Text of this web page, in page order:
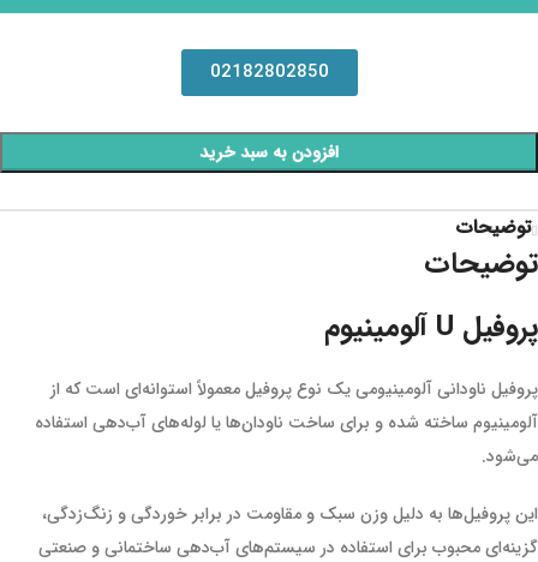
02182802850
افزودن به سبد خرید
توضیحات
توضیحات
پروفیل U آلومینیوم
پروفیل ناودانی آلومینیومی یک نوع پروفیل معمولاً استوانه‌ای است که از
آلومینیوم ساخته شده و برای ساخت ناودان‌ها یا لوله‌های آب‌دهی استفاده
می‌شود.
این پروفیل‌ها به دلیل وزن سبک و مقاومت در برابر خوردگی و زنگ‌زدگی،
گزینه‌ای محبوب برای استفاده در سیستم‌های آب‌دهی ساختمانی و صنعتی